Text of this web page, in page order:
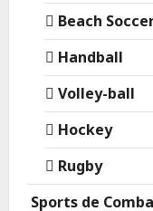
Beach
Handball
Volley-ball
Hockey
Rugby
Sports de